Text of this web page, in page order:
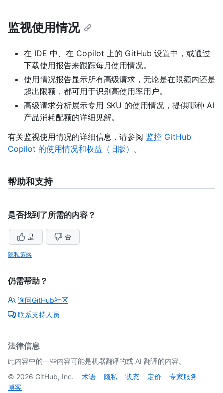
监视使用情况
在 IDE 中、在 Copilot 上的 GitHub 设置中，或通过
下载使用报告来跟踪每月使用情况。
使用情况报告显示所有高级请求，无论是在限额内还是
超出限额，都可用于识别高使用率用户。
高级请求分析展示专用 SKU 的使用情况，提供哪种 AI
产品消耗配额的详细见解。
有关监视使用情况的详细信息，请参阅 监控 GitHub
Copilot 的使用情况和权益（旧版） 。
帮助和支持
是否找到了所需的内容？
是 否
隐私策略
仍需帮助？
询问GitHub社区
联系支持人员
法律信息
此内容中的一些内容可能是机器翻译的或 AI 翻译的内容。
© 2026 GitHub, Inc. 术语 隐私 状态 定价
专家服务
博客